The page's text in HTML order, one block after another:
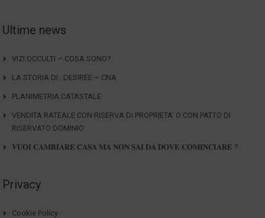
Ultime news
VIZI OCCULTI – COSA SONO?
LA STORIA DI…DESIREE – CNA
PLANIMETRIA CATASTALE
VENDITA RATEALE CON RISERVA DI PROPRIETA’ O CON PATTO DI
RISERVATO DOMINIO
𝐕𝐔𝐎𝐈 𝐂𝐀𝐌𝐁𝐈𝐀𝐑𝐄 𝐂𝐀𝐒𝐀 𝐌𝐀 𝐍𝐎𝐍 𝐒𝐀𝐈 𝐃𝐀 𝐃𝐎𝐕𝐄 𝐂𝐎𝐌𝐈𝐍𝐂𝐈𝐀𝐑𝐄 ?
Privacy
Cookie Policy